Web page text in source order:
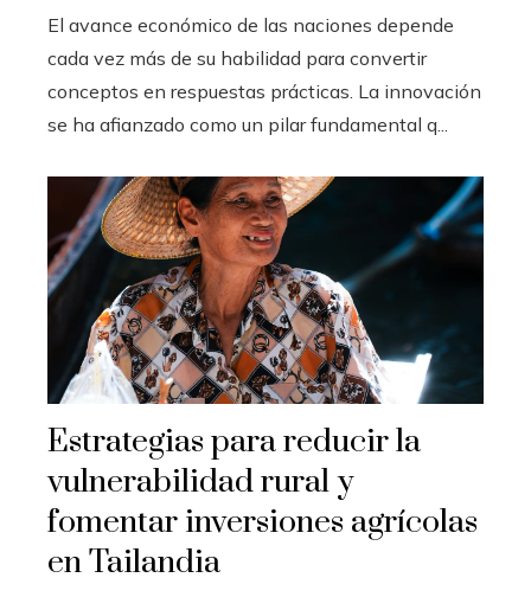
El avance económico de las naciones depende
cada vez más de su habilidad para convertir
conceptos en respuestas prácticas. La innovación
se ha afianzado como un pilar fundamental q...
Estrategias para reducir la
vulnerabilidad rural y
fomentar inversiones agrícolas
en Tailandia